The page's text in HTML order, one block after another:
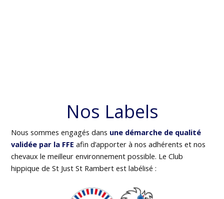
Nos Labels
Nous sommes engagés dans une démarche de qualité
validée par la FFE afin d’apporter à nos adhérents et nos
chevaux le meilleur environnement possible. Le Club
hippique de St Just St Rambert est labélisé :